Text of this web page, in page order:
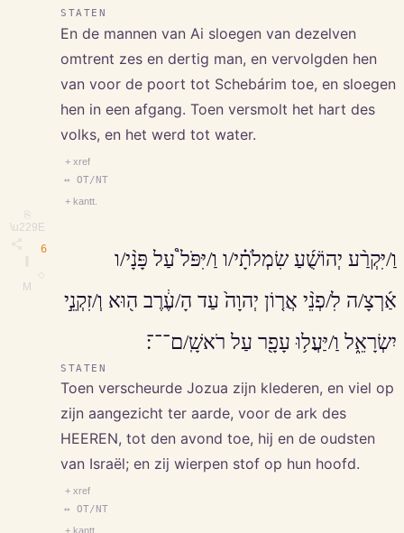
⎘
\u229E
M
STATEN
En de mannen van Ai sloegen van dezelven
omtrent zes en dertig man, en vervolgden hen
van voor de poort tot Schebárim toe, en sloegen
hen in een afgang. Toen versmolt het hart des
volks, en het werd tot water.
+ xref
↔ OT/NT
+ kantt.
6
וַ/יִּקְרַ֨ע יְהוֹשֻׁ֜עַ שִׂמְלֹתָ֗י/ו וַ/יִּפֹּל֩ עַל פָּנָ֨י/ו
אַ֜רְצָ/ה לִ/פְנֵ֨י אֲר֤וֹן יְהוָה֙ עַד הָ/עֶ֔רֶב ה֖וּא וְ/זִקְנֵ֣י
יִשְׂרָאֵ֑ל וַ/יַּעֲל֥וּ עָפָ֖ר עַל רֹאשָֽׁ/ם־־־׃
STATEN
Toen verscheurde Jozua zijn klederen, en viel op
zijn aangezicht ter aarde, voor de ark des
HEEREN, tot den avond toe, hij en de oudsten
van Israël; en zij wierpen stof op hun hoofd.
+ xref
↔ OT/NT
+ kantt.